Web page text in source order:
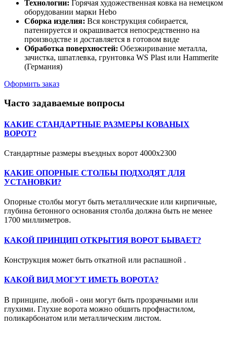
Технологии: Горячая художественная ковка на немецком
оборудовании марки Hebo
Сборка изделия: Вся конструкция собирается,
патенируется и окрашивается непосредственно на
производстве и доставляется в готовом виде
Обработка поверхностей: Обезжиривание металла,
зачистка, шпатлевка, грунтовка WS Plast или Hammerite
(Германия)
Оформить заказ
Часто задаваемые вопросы
КАКИЕ СТАНДАРТНЫЕ РАЗМЕРЫ КОВАНЫХ
ВОРОТ?
Стандартные размеры въездных ворот 4000х2300
КАКИЕ ОПОРНЫЕ СТОЛБЫ ПОДХОДЯТ ДЛЯ
УСТАНОВКИ?
Опорные столбы могут быть металлические или кирпичные,
глубина бетонного основания столба должна быть не менее
1700 миллиметров.
КАКОЙ ПРИНЦИП ОТКРЫТИЯ ВОРОТ БЫВАЕТ?
Конструкция может быть откатной или распашной .
КАКОЙ ВИД МОГУТ ИМЕТЬ ВОРОТА?
В принципе, любой - они могут быть прозрачными или
глухими. Глухие ворота можно обшить профнастилом,
поликарбонатом или металлическим листом.